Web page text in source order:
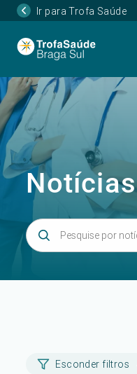
Ir para Trofa Saúde
Notícias
Esconder filtros